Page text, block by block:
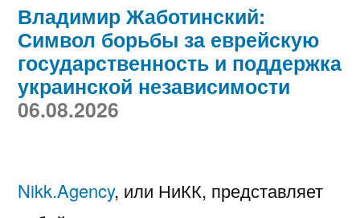
Владимир Жаботинский:
Символ борьбы за еврейскую
государственность и поддержка
украинской независимости
06.08.2026
Nikk.Agency, или НиКК, представляет